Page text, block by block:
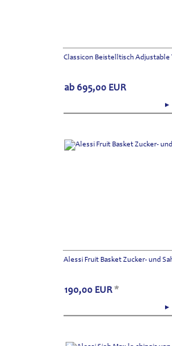
Classicon Beistelltisch Adjustable
►
ab 695,00 EUR
Alessi Fruit Basket Zucker- und
►
190,00 EUR *